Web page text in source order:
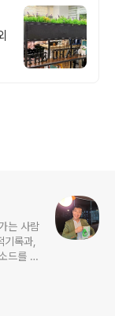
는 사람
록과,
드를 전